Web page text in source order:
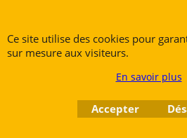
7700
Au capital de 10000€ -
Ce site utilise des cookies pour
sur mesure aux visiteurs.
En savoir plus
Accepter